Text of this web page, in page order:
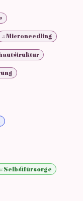
#Microneedling
#Selbstfürsorge